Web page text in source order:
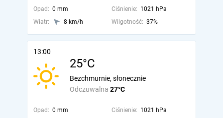
Opad: 0 mm Ciśnienie: 1021 hPa
Wiatr:
8 km/h Wilgotność: 37%
13:00
25°C
Odczuwalna 27°C
Bezchmurnie, słonecznie
Opad: 0 mm Ciśnienie: 1021 hPa